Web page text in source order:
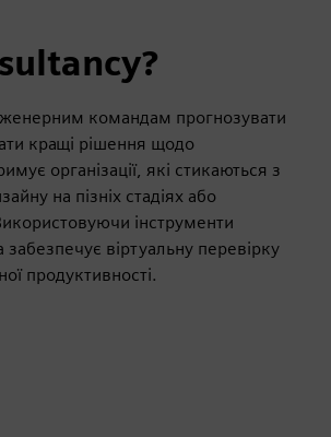
командам прогнозувати
кращі рішення щодо
організації, які стикаються з
на пізніх стадіях або
інструменти
віртуальну перевірку
продуктивності.